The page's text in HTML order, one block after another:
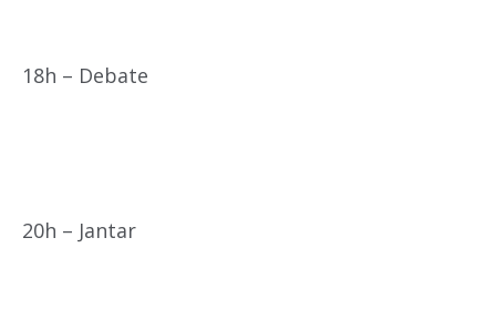
18h – Debate
20h – Jantar